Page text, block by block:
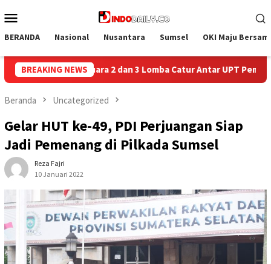
ke
Mobile
BERANDA Nasional Nusantara Sumsel OKI Maju
BREAKING NEWS
Antar UPT Pemasyarakatan se-Palembang Raya
Beranda Uncategorized
Gelar HUT ke-49, PDI Perjuangan Siap
Jadi Pemenang di Pilkada Sumsel
Reza Fajri
10 Januari 2022